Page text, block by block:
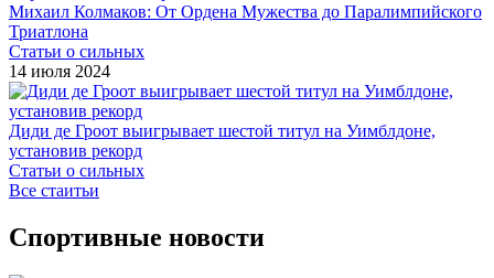
Михаил Колмаков: От Ордена Мужества до Паралимпийского
Триатлона
Статьи о сильных
14 июля 2024
Диди де Гроот выигрывает шестой титул на Уимблдоне,
установив рекорд
Статьи о сильных
Все стаитьи
Спортивные новости